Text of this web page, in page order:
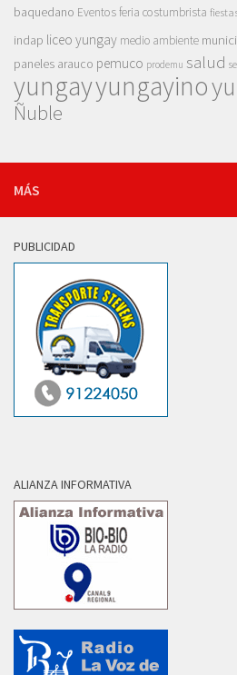
baquedano Eventosferia costumbrista
indap liceo yungay medio ambiente
paneles arauco pemuco prodemu salud
yungayyungayino
Ñuble
MÁS
PUBLICIDAD
ALIANZA INFORMATIVA